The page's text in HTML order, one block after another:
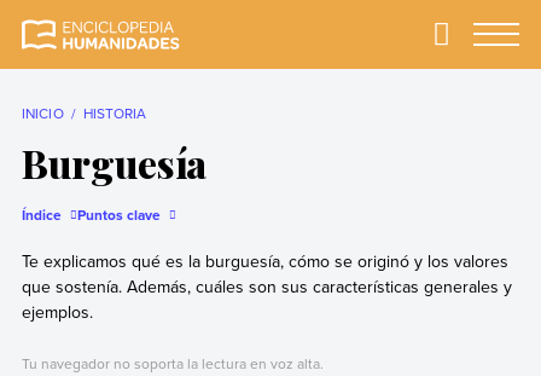
completa y más
Primary
INICIO HISTORIA
Burguesía
Índice Puntos clave
Te explicamos qué es la burguesía, cómo se originó y los valores
que sostenía. Además, cuáles son sus características generales y
ejemplos.
Tu navegador no soporta la lectura en voz alta.